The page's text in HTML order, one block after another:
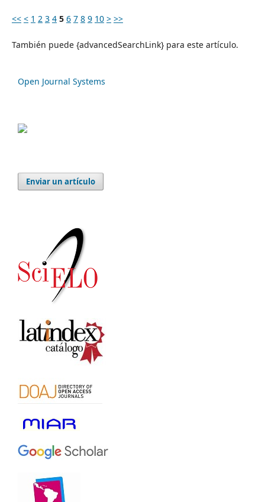
<< < 1 2 3 4 5 6 7 8 9 10 > >>
También puede {advancedSearchLink} para este artículo.
Open Journal Systems
Enviar un artículo